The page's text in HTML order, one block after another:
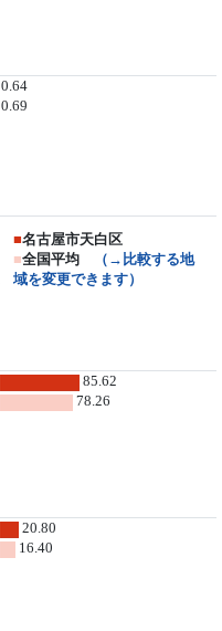
0.64
0.69
■名古屋市天白区
■全国平均
（→比較する地
域を変更できます）
85.62
78.26
20.80
16.40